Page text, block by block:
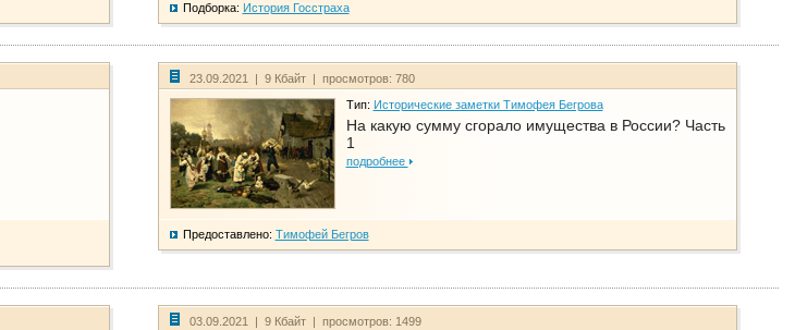
Подборка: История Госстраха
23.09.2021 | 9 Кбайт | просмотров: 780
Тип: Исторические заметки Тимофея Бегрова
На какую сумму сгорало имущества в России? Часть
1
подробнее
Предоставлено: Тимофей Бегров
03.09.2021 | 9 Кбайт | просмотров: 1499